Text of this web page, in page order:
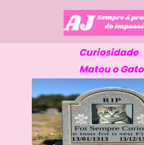
Curiosidade
Matou o Gato